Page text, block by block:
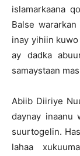
islamarkaana
Balse
inay yihiin
ay dadka
samaystaan
Abiib Diiriye
daynay inaanu
suurtogelin.
lahaa